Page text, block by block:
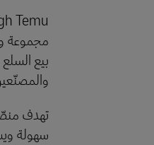
مجموعة
بيع
سهولة